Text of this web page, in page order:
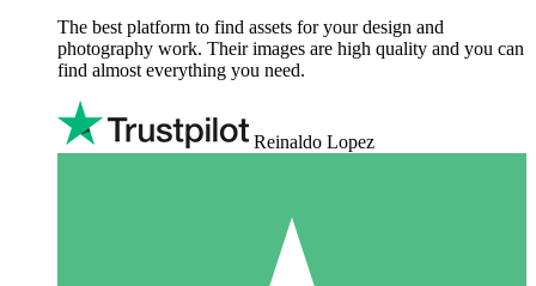
The best platform to find assets for your design and
photography work. Their images are high quality and you can
find almost everything you need.
Reinaldo Lopez